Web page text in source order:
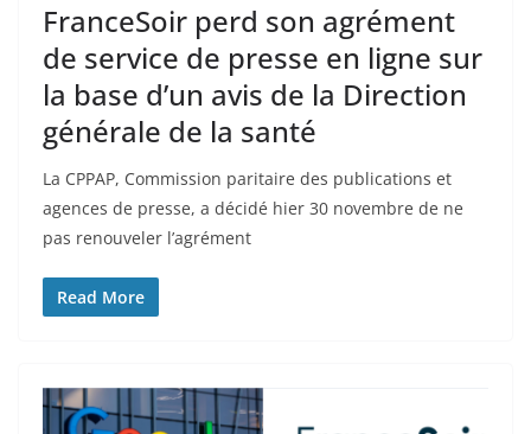
FranceSoir perd son agrément
de service de presse en ligne sur
la base d’un avis de la Direction
générale de la santé
La CPPAP, Commission paritaire des publications et
agences de presse, a décidé hier 30 novembre de ne
pas renouveler l’agrément
Read More